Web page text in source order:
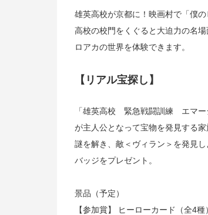
雄英高校が京都に！映画村で「僕
高校の校門をくぐると大迫力の名
ロアカの世界を体験できます。
【リアル宝探し】
「雄英高校 緊急戦闘訓練 エマー
が主人公となって宝物を発見する
謎を解き、敵＜ヴィラン＞を発見
バッジをプレゼント。
景品（予定）
【参加賞】 ヒーローカード（全4種）